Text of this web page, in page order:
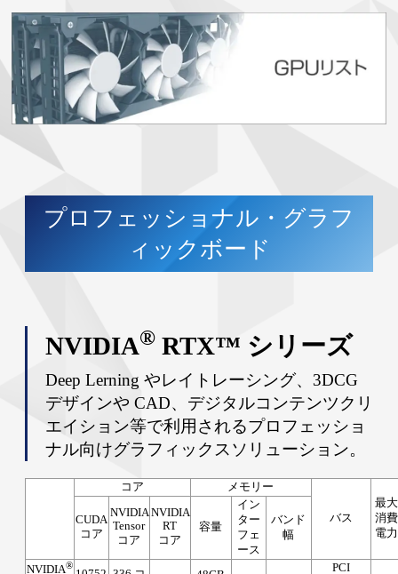
プロフェッショナル・グラフ
ィックボード
NVIDIA®RTX™ シリーズ
Deep Lerning やレイトレーシング、3DCG
デザインや CAD、デジタルコンテンツクリ
エイション等で利用されるプロフェッショ
ナル向けグラフィックスソリューション。
コア メモリー
バス
最大
消費
電力
CUDA
コア
NVIDIA
Tensor
コア
NVIDIA
RT
コア
容量
イン
ター
フェ
ース
バンド
幅
NVIDIA® PCI